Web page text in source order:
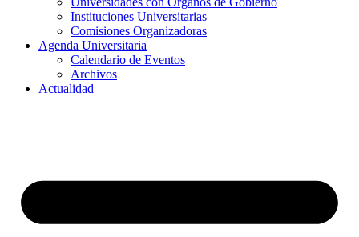
Instituciones Universitarias
Comisiones Organizadoras
Agenda Universitaria
Calendario de Eventos
Archivos
Actualidad